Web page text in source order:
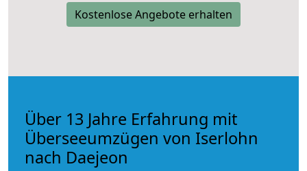
Kostenlose Angebote erhalten
Über 13 Jahre Erfahrung mit
Überseeumzügen von Iserlohn
nach Daejeon